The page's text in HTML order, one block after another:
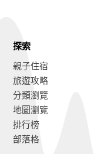
探索
親子住宿
旅遊攻略
分類瀏覽
地圖瀏覽
排行榜
部落格